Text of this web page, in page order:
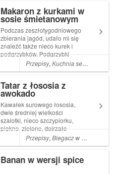
soczewicy i chrupiącymi
chipsami z batata. składniki: 1
szkl czerwonej soczewicy 2
ząbki ...
Makaron z kurkami w
sosie śmietanowym
Podczas zeszłotygodniowego
zbierania jagód, udało mi się
znaleźć także nieco kurek i
podgrzybków. Podgrzybki
oczywiście już się suszą będą
idealnym dodatkiem do
wrzuciłam na patelnię,
dodałam kilka składników i ...
Przepisy,Kuchnia semiwegetariańska
Tatar z łososia z
awokado
Kawałek surowego łososia,
dwie średniej wielkości
szalotki, nieco szczypiorku,
piękne, zielone, dojrzałe
awokado, odrobina sosu
sojowego i kilka tajnych
smaku to właśnie potrzeba,
by zrobić fajne, szybkie i le...
Przepisy,Biegacz w kuchni
Banan w wersji spice